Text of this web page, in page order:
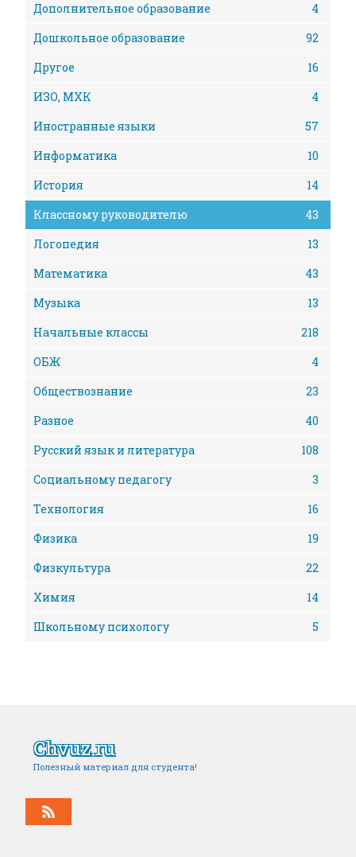
Дополнительное образование
4
Дошкольное образование
92
Другое
16
ИЗО, МХК
4
Иностранные языки
57
Информатика
10
История
14
Классному руководителю
43
Логопедия
13
Математика
43
Музыка
13
Начальные классы
218
ОБЖ
4
Обществознание
23
Разное
40
Русский язык и литература
108
Социальному педагогу
3
Технология
16
Физика
19
Физкультура
22
Химия
14
Школьному психологу
5
Chvuz.ru
Полезный материал для студента!